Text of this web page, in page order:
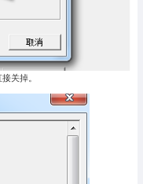
关掉。